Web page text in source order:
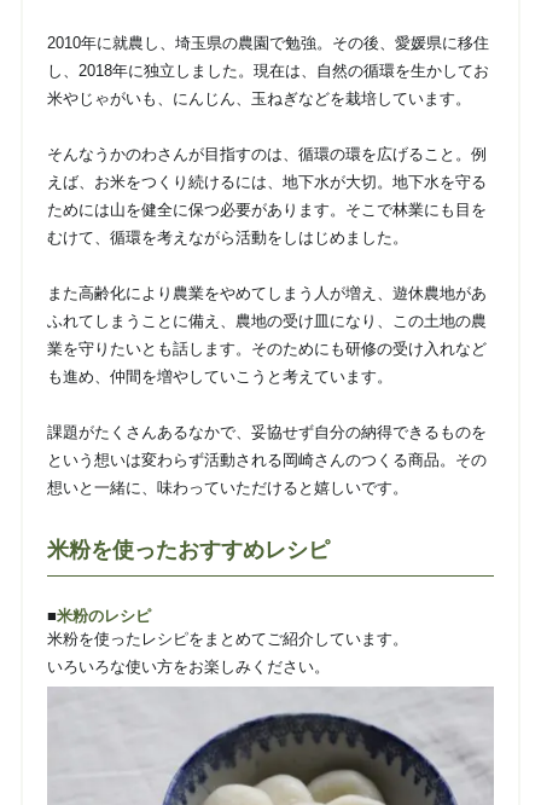
2010年に就農し、埼玉県の農園で勉強。その後、愛媛県に移住
し、2018年に独立しました。現在は、自然の循環を生かしてお
米やじゃがいも、にんじん、玉ねぎなどを栽培しています。
そんなうかのわさんが目指すのは、循環の環を広げること。例
えば、お米をつくり続けるには、地下水が大切。地下水を守る
ためには山を健全に保つ必要があります。そこで林業にも目を
むけて、循環を考えながら活動をしはじめました。
また高齢化により農業をやめてしまう人が増え、遊休農地があ
ふれてしまうことに備え、農地の受け皿になり、この土地の農
業を守りたいとも話します。そのためにも研修の受け入れなど
も進め、仲間を増やしていこうと考えています。
課題がたくさんあるなかで、妥協せず自分の納得できるものを
という想いは変わらず活動される岡崎さんのつくる商品。その
想いと一緒に、味わっていただけると嬉しいです。
米粉を使ったおすすめレシピ
■米粉のレシピ
米粉を使ったレシピをまとめてご紹介しています。
いろいろな使い方をお楽しみください。